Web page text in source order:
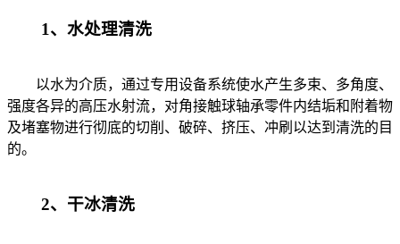
1、水处理清洗
以水为介质，通过专用设备系统使水产生多束、多角度、
强度各异的高压水射流，对角接触球轴承零件内结垢和附着物
及堵塞物进行彻底的切削、破碎、挤压、冲刷以达到清洗的目
的。
2、干冰清洗